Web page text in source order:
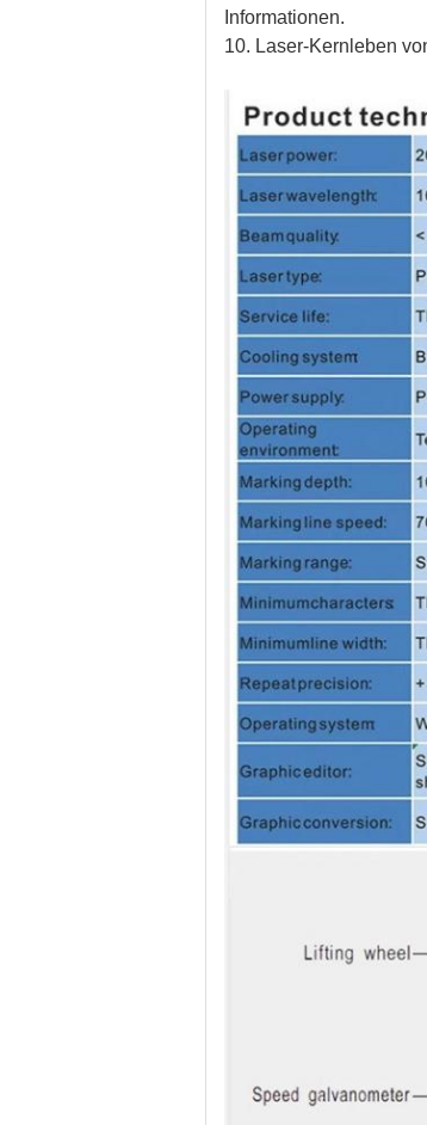
Informationen.
10. Laser-Kernleben